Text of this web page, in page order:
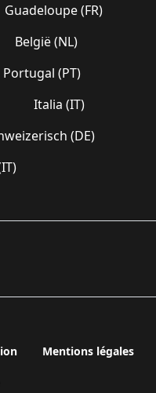
Guadeloupe (FR)
België (NL)
Portugal (PT)
Italia (IT)
(DE)
Mentions légales